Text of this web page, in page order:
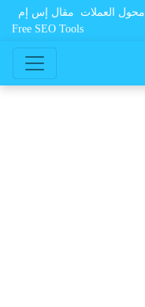
محول العملات
مقال إس إم
Free SEO Tools